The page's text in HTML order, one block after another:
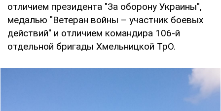
отличием президента "За оборону Украины",
медалью "Ветеран войны – участник боевых
действий" и отличием командира 106-й
отдельной бригады Хмельницкой ТрО.